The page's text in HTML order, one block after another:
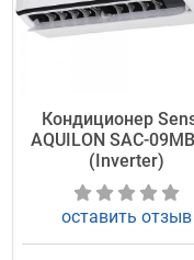
Кондиционер
AQUILON SAC-
(Inverter)
оставить отзыв